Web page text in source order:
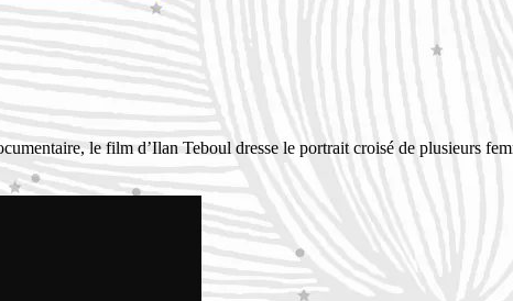
le film d’Ilan Teboul dresse le portrait croisé de plusieurs